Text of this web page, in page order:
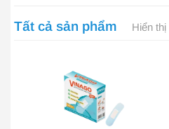
Tất cả sản phẩm Hiển thị